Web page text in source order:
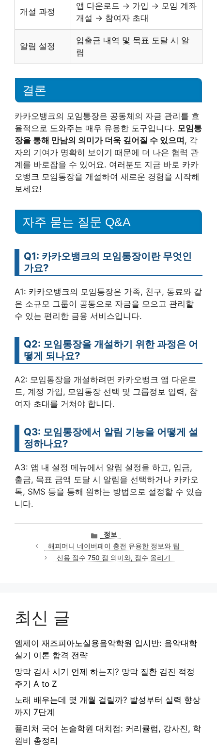
개설 과정
앱 다운로드 → 가입 → 모임 계좌
개설 → 참여자 초대
알림 설정
입출금 내역 및 목표 도달 시 알
림
결론
카카오뱅크의 모임통장은 공동체의 자금 관리를 효
율적으로 도와주는 매우 유용한 도구입니다. 모임통
장을 통해 만남의 의미가 더욱 깊어질 수 있으며 , 각
자의 기여가 명확히 보이기 때문에 더 나은 협력 관
계를 바로잡을 수 있어요. 여러분도 지금 바로 카카
오뱅크 모임통장을 개설하여 새로운 경험을 시작해
보세요!
자주 묻는 질문 Q&A
Q1: 카카오뱅크의 모임통장이란 무엇인
가요?
A1: 카카오뱅크의 모임통장은 가족, 친구, 동료와 같
은 소규모 그룹이 공동으로 자금을 모으고 관리할
수 있는 편리한 금융 서비스입니다.
Q2: 모임통장을 개설하기 위한 과정은 어
떻게 되나요?
A2: 모임통장을 개설하려면 카카오뱅크 앱 다운로
드, 계정 가입, 모임통장 선택 및 그룹정보 입력, 참
여자 초대를 거쳐야 합니다.
Q3: 모임통장에서 알림 기능을 어떻게 설
정하나요?
A3: 앱 내 설정 메뉴에서 알림 설정을 하고, 입금,
출금, 목표 금액 도달 시 알림을 선택하거나 카카오
톡, SMS 등을 통해 원하는 방법으로 설정할 수 있습
니다.
카
테
고
리
정보
해피머니 네이버페이 충전 유용한 정보와 팁
신용 점수 750 점 의미와, 점수 올리기
최신 글
엠제이 재즈피아노실용음악학원 입시반: 음악대학
실기 이론 합격 전략
망막 검사 시기 언제 하는지? 망막 질환 검진 적정
주기 A to Z
노래 배우는데 몇 개월 걸릴까? 발성부터 실력 향상
까지 7단계
퓰리처 국어 논술학원 대치점: 커리큘럼, 강사진, 학
원비 총정리